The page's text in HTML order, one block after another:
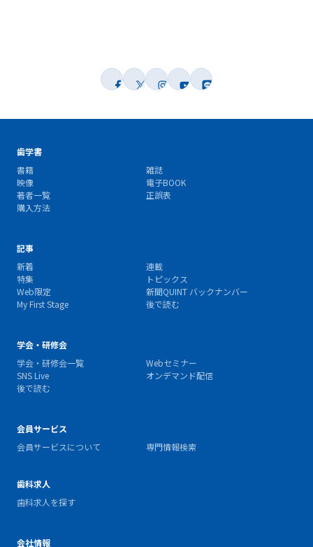
歯学書
書籍
雑誌
映像
電子BOOK
著者一覧
正誤表
購入方法
記事
新着
連載
特集
トピックス
Web限定
新聞QUINT バックナンバー
My First Stage
後で読む
学会・研修会
学会・研修会一覧
Webセミナー
SNS Live
オンデマンド配信
後で読む
会員サービス
会員サービスについて
専門情報検索
歯科求人
歯科求人を探す
会社情報